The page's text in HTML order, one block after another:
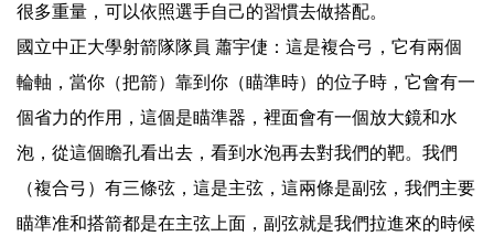
很多重量，可以依照選手自己的習慣去做搭配。
國立中正大學射箭隊隊員 蕭宇倢：這是複合弓，它有兩個
輪軸，當你（把箭）靠到你（瞄準時）的位子時，它會有一
個省力的作用，這個是瞄準器，裡面會有一個放大鏡和水
泡，從這個瞻孔看出去，看到水泡再去對我們的靶。我們
（複合弓）有三條弦，這是主弦，這兩條是副弦，我們主要
瞄準准和搭箭都是在主弦上面，副弦就是我們拉進來的時候